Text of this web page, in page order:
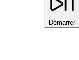
Démarrer